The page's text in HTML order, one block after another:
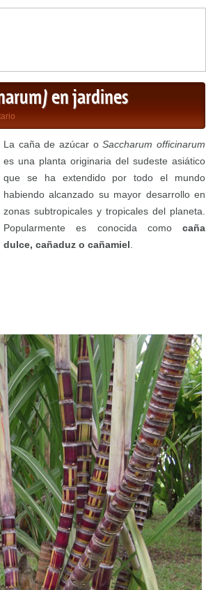
en jardines
La caña de azúcar oSaccharum officinarum
es una planta originaria del sudeste asiático
que se ha extendido por todo el mundo
habiendo alcanzado su mayor desarrollo en
zonas subtropicales y tropicales del planeta.
Popularmente es conocida como caña
dulce, cañaduz o cañamiel